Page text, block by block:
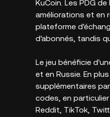
KuCoin. Les PDG
améliorations et en
plateforme
d'abonnés, tandis
Le jeu bénéficie
et en Russie. En
supplémentaires
codes, en
Reddit, TikTok,